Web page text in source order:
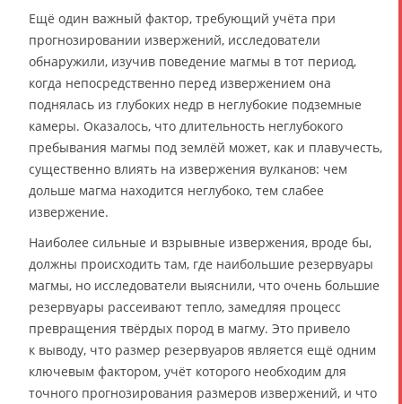
Ещё один важный фактор, требующий учёта при
прогнозировании извержений, исследователи
обнаружили, изучив поведение магмы в тот период,
когда непосредственно перед извержением она
поднялась из глубоких недр в неглубокие подземные
камеры. Оказалось, что длительность неглубокого
пребывания магмы под землёй может, как и плавучесть,
существенно влиять на извержения вулканов: чем
дольше магма находится неглубоко, тем слабее
извержение.
Наиболее сильные и взрывные извержения, вроде бы,
должны происходить там, где наибольшие резервуары
магмы, но исследователи выяснили, что очень большие
резервуары рассеивают тепло, замедляя процесс
превращения твёрдых пород в магму. Это привело
к выводу, что размер резервуаров является ещё одним
ключевым фактором, учёт которого необходим для
точного прогнозирования размеров извержений, и что